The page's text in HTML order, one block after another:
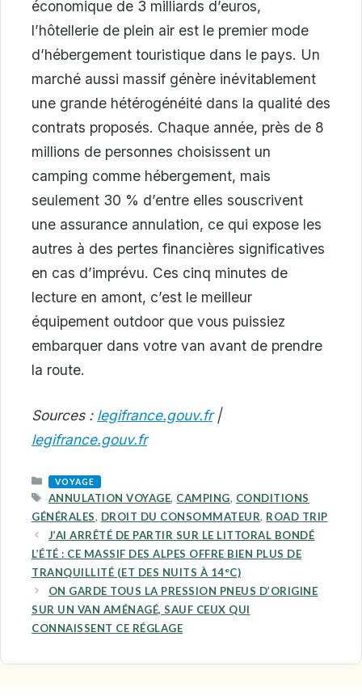
économique de 3 milliards d’euros,
l’hôtellerie de plein air est le premier mode
d’hébergement touristique dans le pays. Un
marché aussi massif génère inévitablement
une grande hétérogénéité dans la qualité des
contrats proposés. Chaque année, près de 8
millions de personnes choisissent un
camping comme hébergement, mais
seulement 30 % d’entre elles souscrivent
une assurance annulation, ce qui expose les
autres à des pertes financières significatives
en cas d’imprévu. Ces cinq minutes de
lecture en amont, c’est le meilleur
équipement outdoor que vous puissiez
embarquer dans votre van avant de prendre
la route.
Sources : legifrance.gouv.fr|
legifrance.gouv.fr
CATEGORIES
VOYAGE
TAGS
ANNULATION VOYAGE, CAMPING, CONDITIONS
GÉNÉRALES, DROIT DU CONSOMMATEUR, ROAD TRIP
J’AI ARRÊTÉ DE PARTIR SUR LE LITTORAL BONDÉ
L’ÉTÉ : CE MASSIF DES ALPES OFFRE BIEN PLUS DE
TRANQUILLITÉ (ET DES NUITS À 14°C)
ON GARDE TOUS LA PRESSION PNEUS D’ORIGINE
SUR UN VAN AMÉNAGÉ, SAUF CEUX QUI
CONNAISSENT CE RÉGLAGE